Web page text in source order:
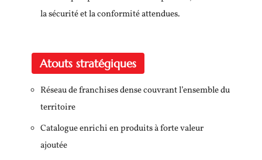
la sécurité et la conformité attendues.
Atouts stratégiques
Réseau de franchises dense couvrant l’ensemble du
territoire
Catalogue enrichi en produits à forte valeur
ajoutée